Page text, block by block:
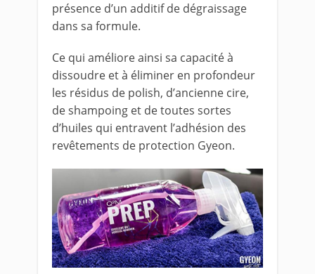
présence d’un additif de dégraissage
dans sa formule.
Ce qui améliore ainsi sa capacité à
dissoudre et à éliminer en profondeur
les résidus de polish, d’ancienne cire,
de shampoing et de toutes sortes
d’huiles qui entravent l’adhésion des
revêtements de protection Gyeon.